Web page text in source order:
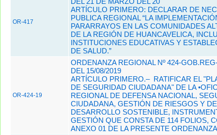
OR-417
ARTÍCULO PRIMERO: DECLARAR DE
PUBLICA REGIONAL “LA
PARARRAYOS EN LAS COMUNIDADES
DE LA REGIÓN DE HUANCAVELICA,
INSTITUCIONES EDUCATIVAS Y
DE SALUD.”
OR-424-19
ORDENANZA REGIONAL Nº 424-
DEL 15/08/2019
ARTÍCULO PRIMERO.– RATIFICAR EL
DE SEGURIDAD CIUDADANA" DE LA
REGIONAL DE DEFENSA NACIONAL,
CIUDADANA, GESTIÓN DE RIESGOS Y
DESARROLLO SOSTENIBLE,
GESTIÓN QUE CONSTA DE 114 FOLIOS,
ANEXO 01 DE LA PRESENTE